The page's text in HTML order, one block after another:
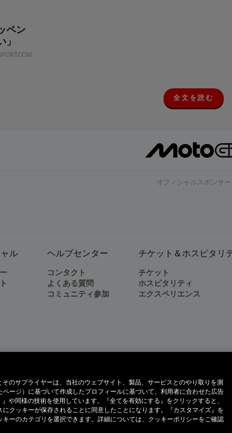
ペン
」
全
文
全文を読む
オフィシャルスポンサー
ル ヘルプセンター
コンタクト
よくある質問
コミュニティ参加
チケット＆ホスピタリ
チケット
ホスピタリティ
エクスペリエンス
全著作権所有。全ての商標はそれぞれの所有者に帰属。
そのサプライヤーは、当社のウェブサイト、製品、サービスとのやり取りを測
ージ）に基づいて作成したプロフィールに基づいて、利用者に合わせた広告
や同様の技術を使用しています。『全てを有効にする』をクリックすると、
クッキーが保存されることに同意したことになります。『カスタマイズ』を
ーのカテゴリを選択できます。詳細については、クッキーポリシーをご確認